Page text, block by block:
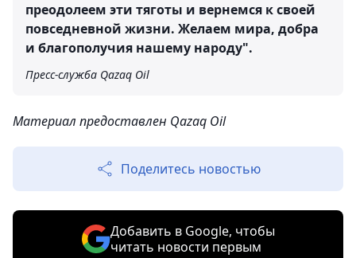
преодолеем эти тяготы и вернемся к своей
повседневной жизни. Желаем мира, добра
и благополучия нашему народу".
Пресс-служба Qazaq Oil
Материал предоставлен Qazaq Oil
Поделитесь новостью
Добавить в Google, чтобы
читать новости первым